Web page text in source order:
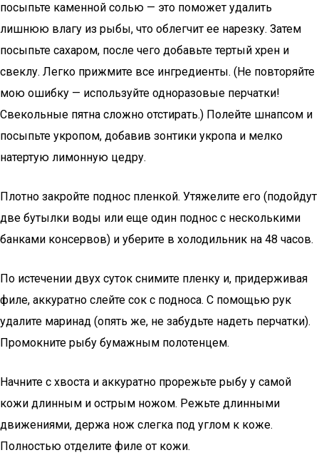
посыпьте каменной солью — это поможет удалить
лишнюю влагу из рыбы, что облегчит ее нарезку. Затем
посыпьте сахаром, после чего добавьте тертый хрен и
свеклу. Легко прижмите все ингредиенты. (Не повторяйте
мою ошибку — используйте одноразовые перчатки!
Свекольные пятна сложно отстирать.) Полейте шнапсом и
посыпьте укропом, добавив зонтики укропа и мелко
натертую лимонную цедру.
Плотно закройте поднос пленкой. Утяжелите его (подойдут
две бутылки воды или еще один поднос с несколькими
банками консервов) и уберите в холодильник на 48 часов.
По истечении двух суток снимите пленку и, придерживая
филе, аккуратно слейте сок с подноса. С помощью рук
удалите маринад (опять же, не забудьте надеть перчатки).
Промокните рыбу бумажным полотенцем.
Начните с хвоста и аккуратно прорежьте рыбу у самой
кожи длинным и острым ножом. Режьте длинными
движениями, держа нож слегка под углом к коже.
Полностью отделите филе от кожи.